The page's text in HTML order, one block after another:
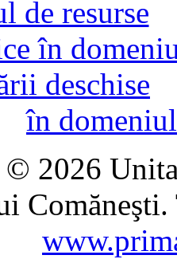
în
2026